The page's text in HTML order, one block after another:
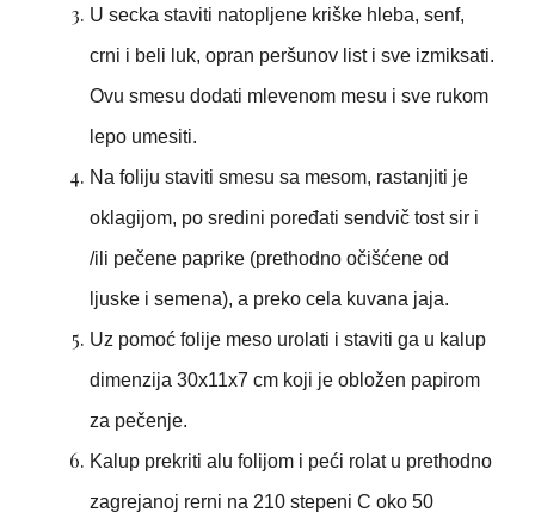
U secka staviti natopljene kriške hleba, senf,
crni i beli luk, opran peršunov list i sve izmiksati.
Ovu smesu dodati mlevenom mesu i sve rukom
lepo umesiti.
Na foliju staviti smesu sa mesom, rastanjiti je
oklagijom, po sredini poređati sendvič tost sir i
/ili pečene paprike (prethodno očišćene od
ljuske i semena), a preko cela kuvana jaja.
Uz pomoć folije meso urolati i staviti ga u kalup
dimenzija 30x11x7 cm koji je obložen papirom
za pečenje.
Kalup prekriti alu folijom i peći rolat u prethodno
zagrejanoj rerni na 210 stepeni C oko 50